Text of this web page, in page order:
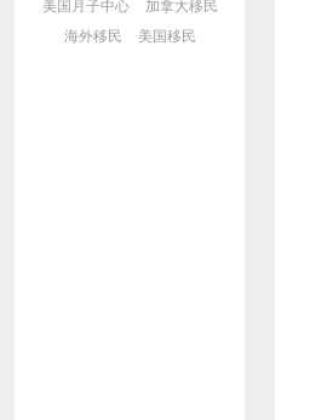
美国月子中心
加拿大移民
海外移民
美国移民